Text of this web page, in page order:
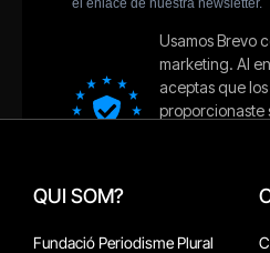
QUI SOM?
Fundació Periodisme Plural